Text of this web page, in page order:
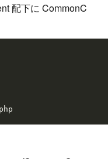
配下に CommonC